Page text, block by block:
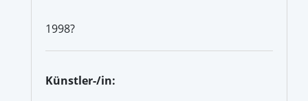
1998?
Künstler-/in: